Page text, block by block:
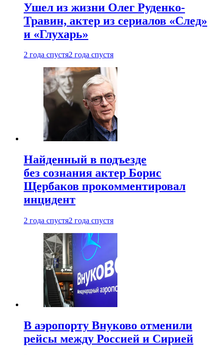
Ушел из жизни Олег Руденко-
Травин, актер из сериалов «След»
и «Глухарь»
2 года спустя2 года спустя
Найденный в подъезде
без сознания актер Борис
Щербаков прокомментировал
инцидент
2 года спустя2 года спустя
В аэропорту Внуково отменили
рейсы между Россией и Сирией